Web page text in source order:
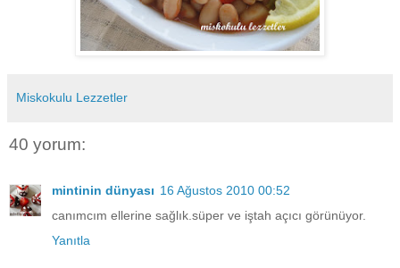
Miskokulu Lezzetler
40 yorum:
mintinin dünyası 16 Ağustos 2010 00:52
canımcım ellerine sağlık.süper ve iştah açıcı görünüyor.
Yanıtla